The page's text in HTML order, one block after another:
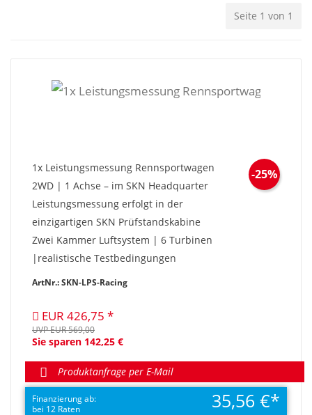
Seite 1 von 1
1x Leistungsmessung Rennsportwagen
2WD | 1 Achse – im SKN Headquarter
Leistungsmessung erfolgt in der
einzigartigen SKN Prüfstandskabine
Zwei Kammer Luftsystem | 6 Turbinen
|realistische Testbedingungen
ArtNr.: SKN-LPS-Racing
EUR 426,75
-25%
UVP EUR 569,00
Sie sparen 142,25 €
Produktanfrage per E-Mail
Finanzierung ab:
bei 12 Raten
35,56 €